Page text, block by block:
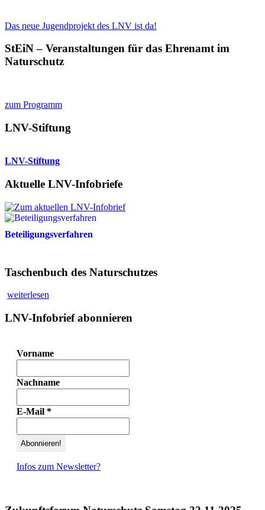
Das neue Jugendprojekt des LNV ist da!
StEiN – Veranstaltungen für das Ehrenamt im
Naturschutz
zum Programm
LNV-Stiftung
LNV-Stiftung
Aktuelle LNV-Infobriefe
Beteiligungsverfahren
Taschenbuch des Naturschutzes
weiterlesen
LNV-Infobrief abonnieren
Vorname
Nachname
E-Mail *
Infos zum Newsletter?